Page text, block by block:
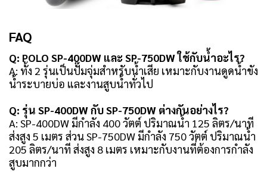
FAQ
Q: POLO SP-400DW และ SP-750DW ใช้กับน้ำอะไร?
A: ทั้ง 2 รุ่นเป็นปั๊มจุ่มสำหรับน้ำเสีย เหมาะกับงานดูดน้ำขัง
น้ำระบายบ่อ และงานสูบน้ำทั่วไป
Q: รุ่น SP-400DW กับ SP-750DW ต่างกันอย่างไร?
A: SP-400DW มีกำลัง 400 วัตต์ ปริมาณน้ำ 125 ลิตร/นาที
ส่งสูง 5 เมตร ส่วน SP-750DW มีกำลัง 750 วัตต์ ปริมาณน้ำ
205 ลิตร/นาที ส่งสูง 8 เมตร เหมาะกับงานที่ต้องการกำลัง
สูบมากกว่า